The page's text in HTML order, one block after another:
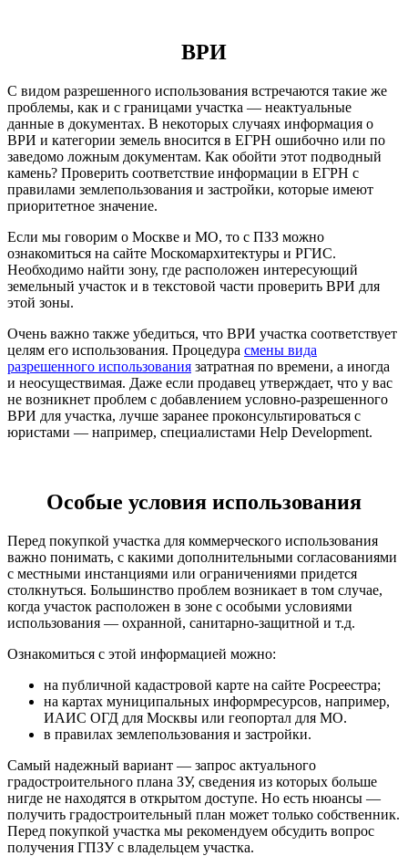
ВРИ
С видом разрешенного использования встречаются такие же
проблемы, как и с границами участка — неактуальные
данные в документах. В некоторых случаях информация о
ВРИ и категории земель вносится в ЕГРН ошибочно или по
заведомо ложным документам. Как обойти этот подводный
камень? Проверить соответствие информации в ЕГРН с
правилами землепользования и застройки, которые имеют
приоритетное значение.
Если мы говорим о Москве и МО, то с ПЗЗ можно
ознакомиться на сайте Москомархитектуры и РГИС.
Необходимо найти зону, где расположен интересующий
земельный участок и в текстовой части проверить ВРИ для
этой зоны.
Очень важно также убедиться, что ВРИ участка соответствует
целям его использования. Процедура смены вида
разрешенного использования затратная по времени, а иногда
и неосуществимая. Даже если продавец утверждает, что у вас
не возникнет проблем с добавлением условно-разрешенного
ВРИ для участка, лучше заранее проконсультироваться с
юристами — например, специалистами Help Development.
Особые условия использования
Перед покупкой участка для коммерческого использования
важно понимать, с какими дополнительными согласованиями
с местными инстанциями или ограничениями придется
столкнуться. Большинство проблем возникает в том случае,
когда участок расположен в зоне с особыми условиями
использования — охранной, санитарно-защитной и т.д.
Ознакомиться с этой информацией можно:
на публичной кадастровой карте на сайте Росреестра;
на картах муниципальных информресурсов, например,
ИАИС ОГД для Москвы или геопортал для МО.
в правилах землепользования и застройки.
Самый надежный вариант — запрос актуального
градостроительного плана ЗУ, сведения из которых больше
нигде не находятся в открытом доступе. Но есть нюансы —
получить градостроительный план может только собственник.
Перед покупкой участка мы рекомендуем обсудить вопрос
получения ГПЗУ с владельцем участка.